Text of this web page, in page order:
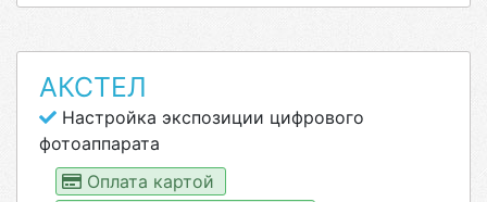
АКСТЕЛ
Настройка экспозиции цифрового
фотоаппарата
Оплата картой